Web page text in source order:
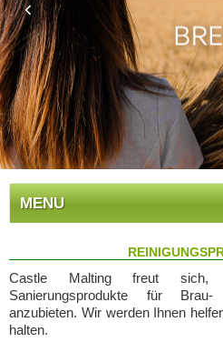
MENU
Castle Malting freut sich,
Sanierungsprodukte für Brau-
anzubieten. Wir werden Ihnen
halten.